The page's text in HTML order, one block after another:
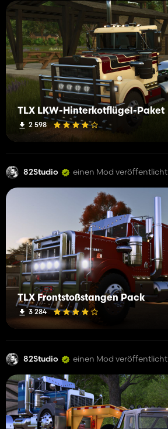
TLX LKW-Hinterkotflügel-Paket
2 598
82Studio einen Mod veröffentlicht
TLX Frontstoßstangen Pack
3 284
82Studio einen Mod veröffentlicht